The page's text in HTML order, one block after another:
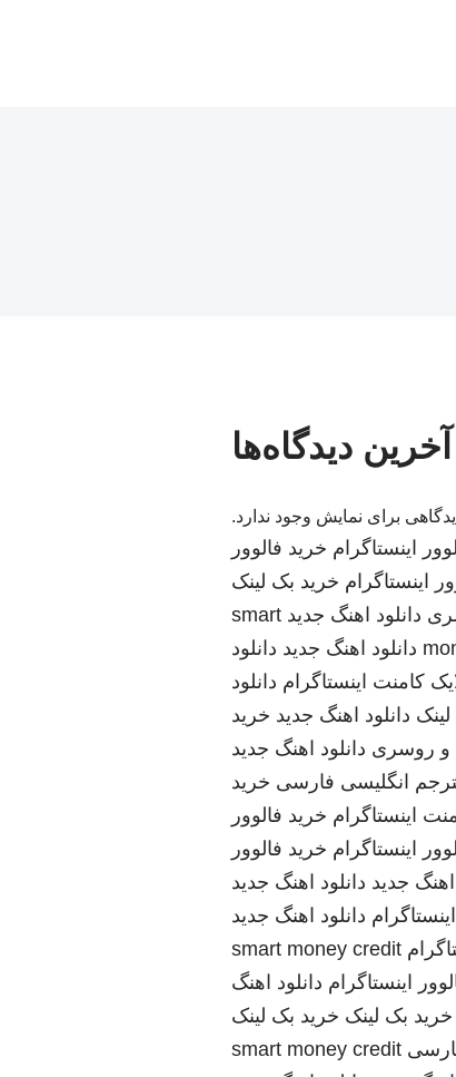
آخرین دیدگاه‌ها
برای نمایش وجود ندارد.
اینستاگرام خرید فالوور
اینستاگرام خرید بک لینک
دانلود اهنگ جدید smart
دانلود اهنگ جدید دانلود
کامنت اینستاگرام دانلود
دانلود اهنگ جدید خرید
و روسری دانلود اهنگ جدید
انگلیسی فارسی خرید
اینستاگرام خرید فالوور
اینستاگرام خرید فالوور
اهنگ جدید دانلود اهنگ جدید
اینستاگرام دانلود اهنگ جدید
smart money credit
اینستاگرام دانلود اهنگ
خرید بک لینک خرید بک لینک
smart money credit